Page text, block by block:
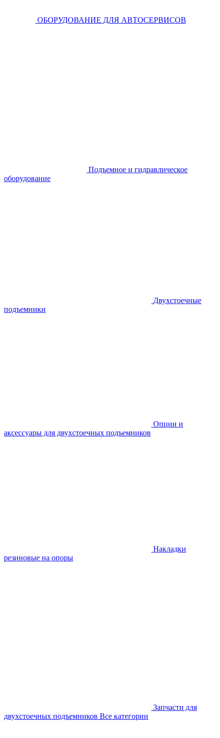
ОБОРУДОВАНИЕ ДЛЯ АВТОСЕРВИСОВ
Подъемное и гидравлическое
оборудование
Двухстоечные
подъемники
Опции и
аксессуары для двухстоечных подъемников
Накладки
резиновые на опоры
Запчасти для
двухстоечных подъемников Все категории